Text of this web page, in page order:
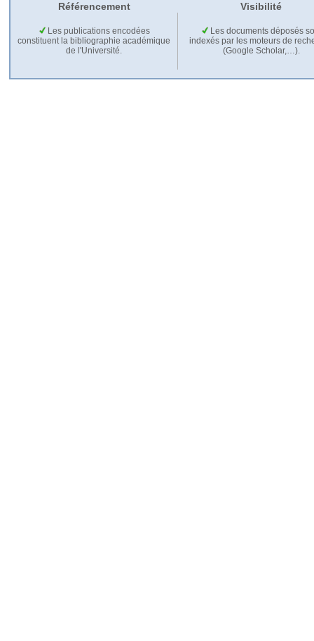
Référencement Visibilité
Les publications encodées
constituent la bibliographie académique
de l'Université.
Les documents déposés
indexés par les moteurs de
(Google Scholar,…).